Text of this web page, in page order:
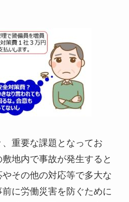
重要な課題となってお
地内で事故が発生すると
その他の対応等で多大な
に労働災害を防ぐために